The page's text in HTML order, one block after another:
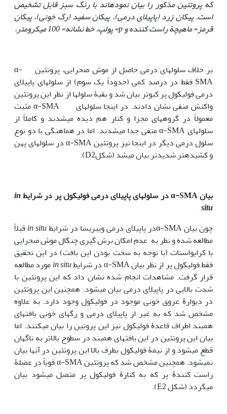
که پروتئین مذکور را بیان نموده‏اند با رنگ سبز قابل تشخیص
است. پیکان زرد (پاپیلای درمی)، پیکان سفید (رگ خونی)، پیکان
قرمز= ماهیچۀ راست کننده وp= پولپ. خط نشانه= 100 میکرومتر.
بر خلاف سلولهای درمی حاصل از موش صحرایی، پروتئین α-
SMA فقط در درصد کمی (حدوداً یک سوم) از سلولهای پاپیلای
درمی فولیکول پر کبوتر بیان شد و بقیۀ سلولها از نظر این پروتئین
واکنش منفی نشان دادند. در اینجا سلولهای α-SMA مثبت
معمولاً در گروههای مجزا و کنار هم دیده می‏شدند و کاملاً از
سلولهای α-SMA منفی جدا می‏شدند. اما در هماهنگی با دو نوع
سلول درمی دیگر در اینجا نیز پروتئین α-SMA در سلولهای پهن
و کشیده‏تر شدیدتر بیان می‏شد (شکلD2).
بیانα-SMAدر سلولهای پاپیلای درمی فولیکول پر در شرایطin
situ
چون بیان α-SMAدر پاپیلای درمی ویبریسا در شرایط
in situقبلاً
مطالعه شده و نظر به عدم امکان برش گیری چنگال موش صحرایی
با کرایواستات (با توجه به سخت بودن این بافت) در این تحقیق
فقط فولیکول پر از نظر بیان α-SMA در شرایط
in situمورد مطالعه
قرار گرفت. مشاهدات انجام شده نشان داد که این پروتئین با
شدت بالایی در پاپیلای درمی بیان می‏شود. همچنین این پروتئین
در دیوارۀ عروق خونی موجود در فولیکول وجود دارد. به علاوه
مشخص شد که به غیر از پاپیلای درمی و رگهای خونی بافتهای
همبند اطراف قاعدۀ فولیکول نیز این پروتین را بیان می‏کنند. اما
بیان این پروتئین در این بافتهای همبند در سطوح بالاتر به ناگهان
قطع می‏شود و از نیمۀ فولیکول بطرف بالا این پروتئین در آنها بیان
نمی‏شود. همچنین مشخص شد که پروتئین α-SMA قویاً در عضلۀ
راست کنندۀ پر که به کنارۀ فولیکول پر متصل می‏شود بیان
می‏گردد (شکل E2).